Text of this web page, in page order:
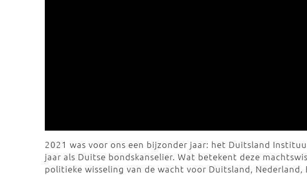
2021 was voor ons een bijzonder jaar: het Duitsland
jaar als Duitse bondskanselier. Wat betekent deze
politieke wisseling van de wacht voor Duitsland,